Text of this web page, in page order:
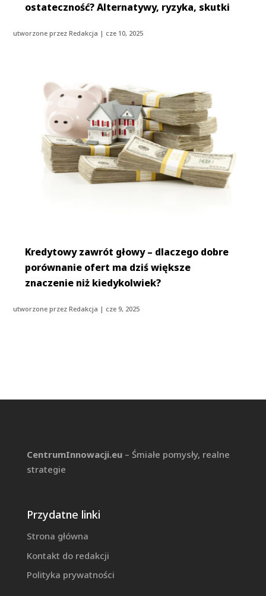
ostateczność? Alternatywy, ryzyka, skutki
utworzone przezRedakcja | cze 10, 2025
Kredytowy zawrót głowy – dlaczego dobre
porównanie ofert ma dziś większe
znaczenie niż kiedykolwiek?
utworzone przezRedakcja | cze 9, 2025
CentrumInnowacji.eu– Śmiałe pomysły, realne
strategie
Przydatne linki
Strona główna
Kontakt do redakcji
Polityka prywatności